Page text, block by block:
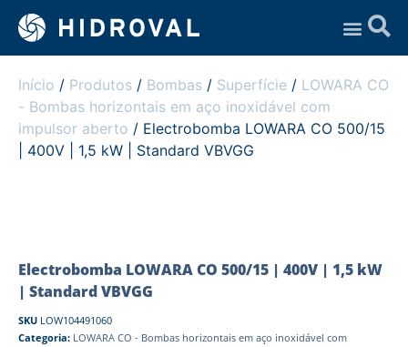
Início / Produtos / Bombas / Superfície / LOWARA CO
- Bombas horizontais em aço inoxidável com
impulsor aberto / Electrobomba LOWARA CO 500/15
| 400V | 1,5 kW | Standard VBVGG
Electrobomba LOWARA CO 500/15 | 400V | 1,5 kW
| Standard VBVGG
SKU LOW104491060
Categoria: LOWARA CO - Bombas horizontais em aço inoxidável com